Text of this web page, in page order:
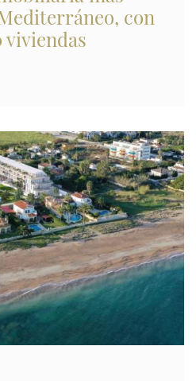
con
viviendas